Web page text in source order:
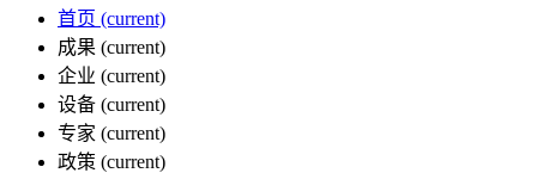
首页 (current)
成果 (current)
企业 (current)
设备 (current)
专家 (current)
政策 (current)